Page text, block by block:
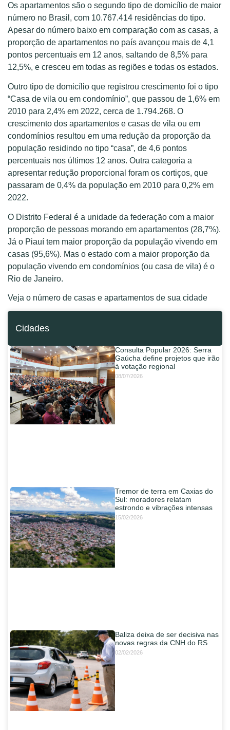
Os apartamentos são o segundo tipo de domicílio de maior
número no Brasil, com 10.767.414 residências do tipo.
Apesar do número baixo em comparação com as casas, a
proporção de apartamentos no país avançou mais de 4,1
pontos percentuais em 12 anos, saltando de 8,5% para
12,5%, e cresceu em todas as regiões e todas os estados.
Outro tipo de domicílio que registrou crescimento foi o tipo
“Casa de vila ou em condomínio”, que passou de 1,6% em
2010 para 2,4% em 2022, cerca de 1.794.268. O
crescimento dos apartamentos e casas de vila ou em
condomínios resultou em uma redução da proporção da
população residindo no tipo “casa”, de 4,6 pontos
percentuais nos últimos 12 anos. Outra categoria a
apresentar redução proporcional foram os cortiços, que
passaram de 0,4% da população em 2010 para 0,2% em
2022.
O Distrito Federal é a unidade da federação com a maior
proporção de pessoas morando em apartamentos (28,7%).
Já o Piauí tem maior proporção da população vivendo em
casas (95,6%). Mas o estado com a maior proporção da
população vivendo em condomínios (ou casa de vila) é o
Rio de Janeiro.
Veja o número de casas e apartamentos de sua cidade
Cidades
Consulta Popular 2026: Serra
Gaúcha define projetos que irão
à votação regional
08/07/2026
Tremor de terra em Caxias do
Sul: moradores relatam
estrondo e vibrações intensas
15/02/2026
Baliza deixa de ser decisiva nas
novas regras da CNH do RS
02/02/2026